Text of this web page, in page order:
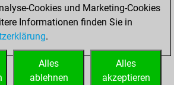
You played 3
slow games
Play
You scored +0
=0 -3 in slow games
Cookies und Marketing-Cookies
Informationen finden Sie in
.
Alles
akzeptieren
Alles
ablehnen